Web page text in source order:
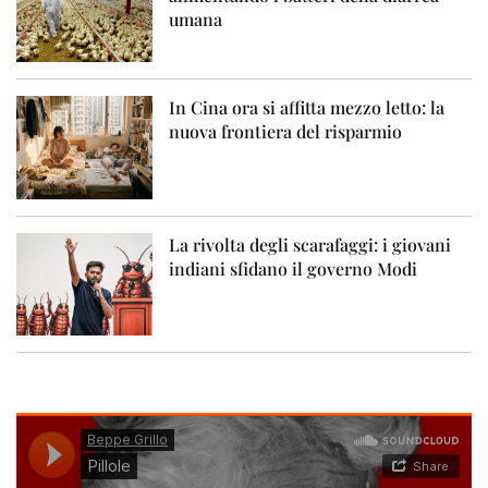
umana
In Cina ora si affitta mezzo letto: la
nuova frontiera del risparmio
La rivolta degli scarafaggi: i giovani
indiani sfidano il governo Modi